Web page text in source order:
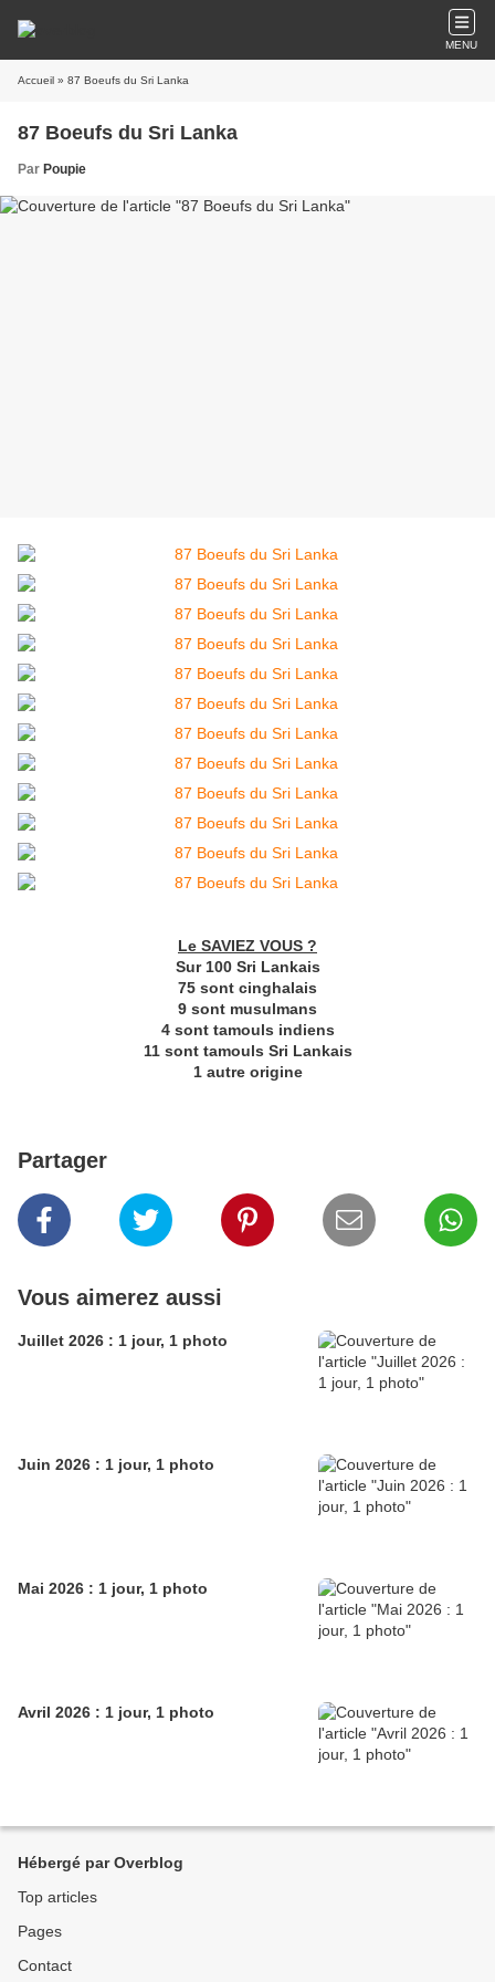
MENU
Accueil » 87 Boeufs du Sri Lanka
87 Boeufs du Sri Lanka
Par Poupie
Le SAVIEZ VOUS ?
Sur 100 Sri Lankais
75 sont cinghalais
9 sont musulmans
4 sont tamouls indiens
11 sont tamouls Sri Lankais
1 autre origine
Partager
Vous aimerez aussi
Juillet 2026 : 1 jour, 1 photo
Juin 2026 : 1 jour, 1 photo
Mai 2026 : 1 jour, 1 photo
Avril 2026 : 1 jour, 1 photo
Hébergé par Overblog
Top articles
Pages
Contact